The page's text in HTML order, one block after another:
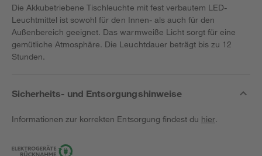
Die Akkubetriebene Tischleuchte mit fest verbautem LED-
Leuchtmittel ist sowohl für den Innen- als auch für den
Außenbereich geeignet. Das warmweiße Licht sorgt für eine
gemütliche Atmosphäre. Die Leuchtdauer beträgt bis zu 12
Stunden.
Sicherheits- und Entsorgungshinweise
Informationen zur korrekten Entsorgung findest du hier.